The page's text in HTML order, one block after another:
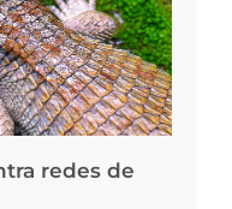
redes de